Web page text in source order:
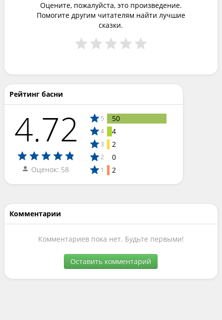
Оцените, пожалуйста, это произведение.
Помогите другим читателям найти лучшие
сказки.
Рейтинг басни
4.72
Оценок: 58
5 50
4 4
3 2
2 0
1 2
Комментарии
Комментариев пока нет. Будьте первыми!
Оставить комментарий